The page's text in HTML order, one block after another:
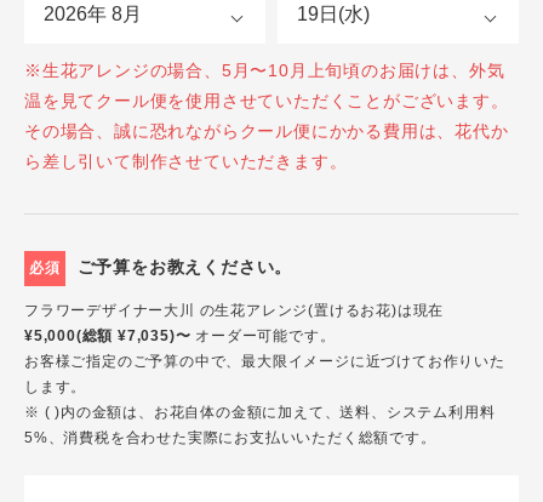
※生花アレンジの場合、5月〜10月上旬頃のお届けは、外気
温を見てクール便を使用させていただくことがございます。
その場合、誠に恐れながらクール便にかかる費用は、花代か
ら差し引いて制作させていただきます。
必須 ご予算をお教えください。
フラワーデザイナー大川 の生花アレンジ(置けるお花)は現在
¥5,000(総額 ¥7,035)〜 オーダー可能です。
お客様ご指定のご予算の中で、最大限イメージに近づけてお作りいた
します。
※ ( )内の金額は、お花自体の金額に加えて、送料、システム利用料
5%、消費税を合わせた実際にお支払いいただく総額です。